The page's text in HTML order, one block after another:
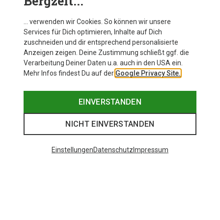
… verwenden wir Cookies. So können wir unsere
Services für Dich optimieren, Inhalte auf Dich
zuschneiden und dir entsprechend personalisierte
Anzeigen zeigen. Deine Zustimmung schließt ggf. die
Verarbeitung Deiner Daten u.a. auch in den USA ein.
Mehr Infos findest Du auf der Google Privacy Site.
EINVERSTANDEN
NICHT EINVERSTANDEN
EinstellungenDatenschutz Impressum